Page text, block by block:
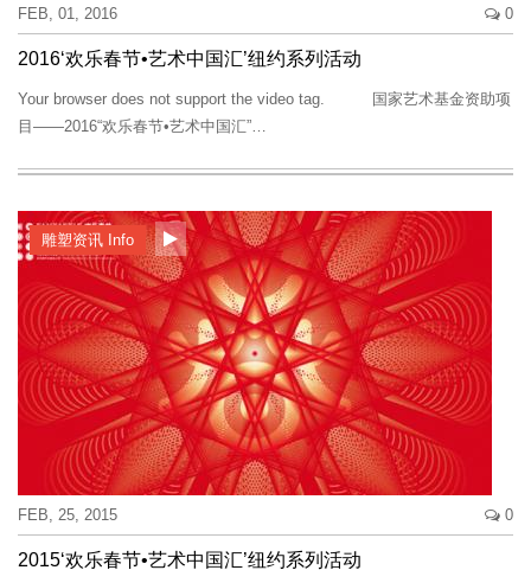
FEB, 01, 2016 0
2016‘欢乐春节•艺术中国汇’纽约系列活动
Your browser does not support the video tag. 国家艺术基金资助项
目——2016“欢乐春节•艺术中国汇”…
雕塑资讯 Info
FEB, 25, 2015 0
2015‘欢乐春节•艺术中国汇’纽约系列活动